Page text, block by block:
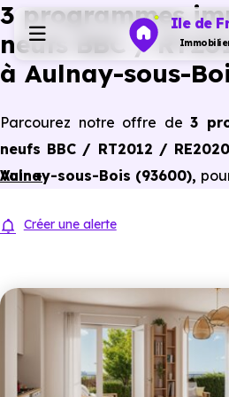
Ile de
Investir
Ressources
Financer
3 programmes
neufs BBC /
à Aulnay-sous-
Parcourez notre offre de 3
neufs BBC / RT2012 /
Aulnay-sous-Bois (93600),
dernières normes de
Voir +
Créer une alerte